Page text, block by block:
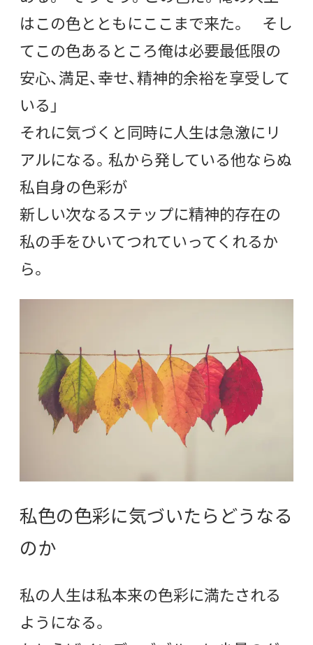
はこの色とともにここまで来た。 そし
てこの色あるところ俺は必要最低限の
安心、満足、幸せ、精神的余裕を享受して
いる」
それに気づくと同時に人生は急激にリ
アルになる。私から発している他ならぬ
私自身の色彩が
新しい次なるステップに精神的存在の
私の手をひいてつれていってくれるか
ら。
私色の色彩に気づいたらどうなる
のか
私の人生は私本来の色彩に満たされる
ようになる。